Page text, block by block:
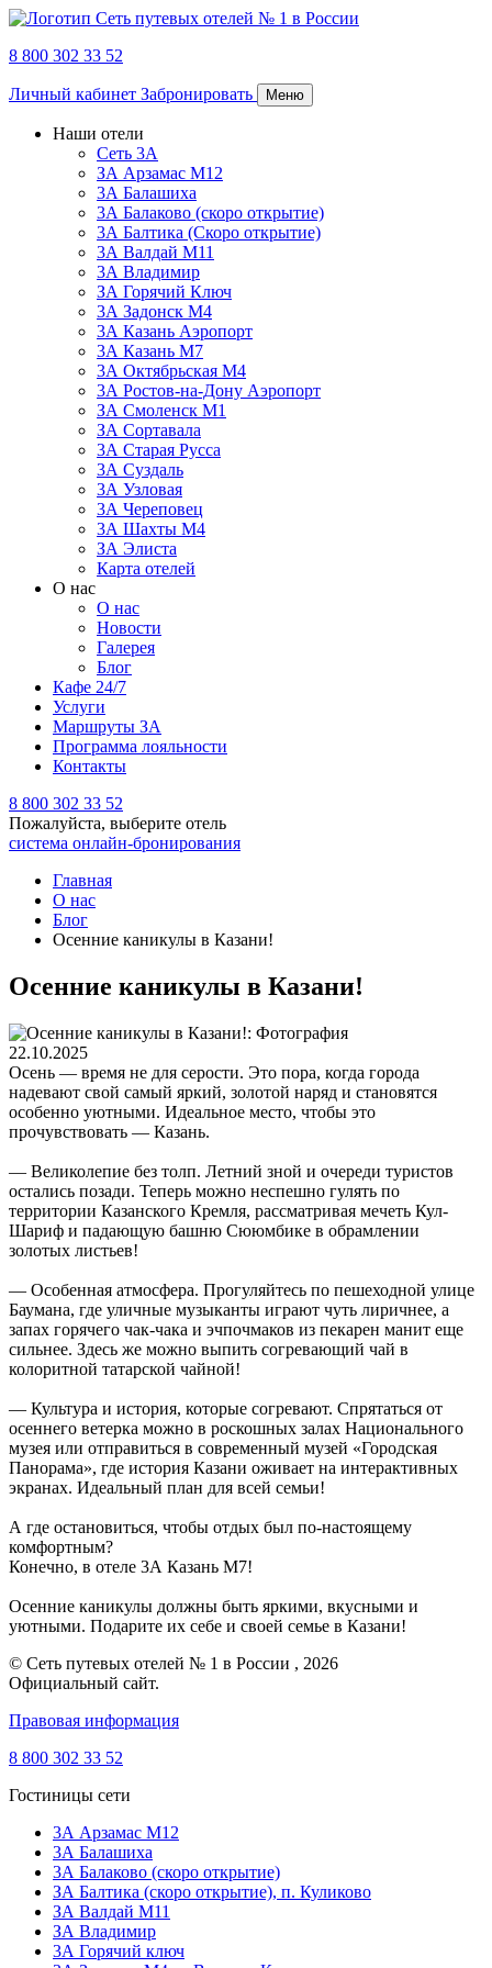
8 800 302 33 52
Личный кабинет Забронировать Меню
Наши отели
Сеть 3А
ЗА Арзамас М12
3А Балашиха
3А Балаково (скоро открытие)
3А Балтика (Скоро открытие)
3А Валдай М11
3А Владимир
ЗА Горячий Ключ
3А Задонск М4
3А Казань Аэропорт
3А Казань M7
3А Октябрьская М4
3А Ростов-на-Дону Аэропорт
ЗА Смоленск М1
ЗА Сортавала
3А Старая Русса
3А Суздаль
3А Узловая
3А Череповец
3А Шахты М4
ЗА Элиста
Карта отелей
О нас
О нас
Новости
Галерея
Блог
Кафе 24/7
Услуги
Маршруты ЗА
Программа лояльности
Контакты
8 800 302 33 52
Пожалуйста, выберите отель
система онлайн-бронирования
Главная
О нас
Блог
Осенние каникулы в Казани!
Осенние каникулы в Казани!
22.10.2025
Осень — время не для серости. Это пора, когда города
надевают свой самый яркий, золотой наряд и становятся
особенно уютными. Идеальное место, чтобы это
прочувствовать — Казань.
— Великолепие без толп. Летний зной и очереди туристов
остались позади. Теперь можно неспешно гулять по
территории Казанского Кремля, рассматривая мечеть Кул-
Шариф и падающую башню Сююмбике в обрамлении
золотых листьев!
— Особенная атмосфера. Прогуляйтесь по пешеходной улице
Баумана, где уличные музыканты играют чуть лиричнее, а
запах горячего чак-чака и эчпочмаков из пекарен манит еще
сильнее. Здесь же можно выпить согревающий чай в
колоритной татарской чайной!
— Культура и история, которые согревают. Спрятаться от
осеннего ветерка можно в роскошных залах Национального
музея или отправиться в современный музей «Городская
Панорама», где история Казани оживает на интерактивных
экранах. Идеальный план для всей семьи!
А где остановиться, чтобы отдых был по-настоящему
комфортным?
Конечно, в отеле 3А Казань М7!
Осенние каникулы должны быть яркими, вкусными и
уютными. Подарите их себе и своей семье в Казани!
© Сеть путевых отелей № 1 в России , 2026
Официальный сайт.
Правовая информация
8 800 302 33 52
Гостиницы сети
3А Арзамас М12
3А Балашиха
3А Балаково (скоро открытие)
ЗА Балтика (скоро открытие), п. Куликово
ЗА Валдай M11
ЗА Владимир
3А Горячий ключ